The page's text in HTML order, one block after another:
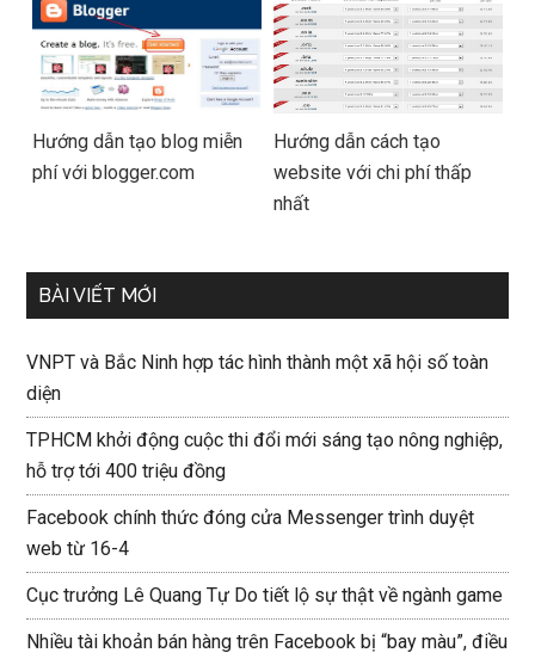
Hướng dẫn tạo blog miễn
phí với blogger.com
Hướng dẫn cách tạo
website với chi phí thấp
nhất
BÀI VIẾT MỚI
VNPT và Bắc Ninh hợp tác hình thành một xã hội số toàn
diện
TPHCM khởi động cuộc thi đổi mới sáng tạo nông nghiệp,
hỗ trợ tới 400 triệu đồng
Facebook chính thức đóng cửa Messenger trình duyệt
web từ 16-4
Cục trưởng Lê Quang Tự Do tiết lộ sự thật về ngành game
Nhiều tài khoản bán hàng trên Facebook bị “bay màu”, điều